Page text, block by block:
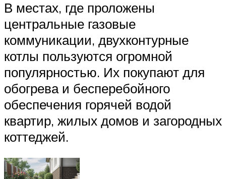
В местах, где проложены
центральные газовые
коммуникации, двухконтурные
котлы пользуются огромной
популярностью. Их покупают для
обогрева и бесперебойного
обеспечения горячей водой
квартир, жилых домов и загородных
коттеджей.